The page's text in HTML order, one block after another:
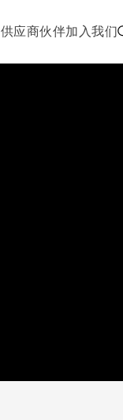
供应商伙伴加入我们